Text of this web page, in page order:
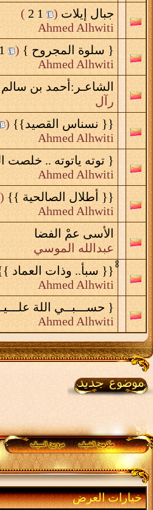
جبال إيلات (
1
2
)
Ahmed Alhwiti
{ سلوة المجروح } (
1
Ahmed Alhwiti
الشاعـر:أحمد بن
رآل
{{ نسناس القصيد}} (
Ahmed Alhwiti
{ توته ياتوته .. خلصت
Ahmed Alhwiti
{{ أطلال الصالحية }} (
Ahmed Alhwiti
الأسى عمْ الفضا
عبدالله الموسي
ْْ{{ سبأ.. وذات العماد
Ahmed Alhwiti
{ حســـبــي اللة
Ahmed Alhwiti
خيارات العرض